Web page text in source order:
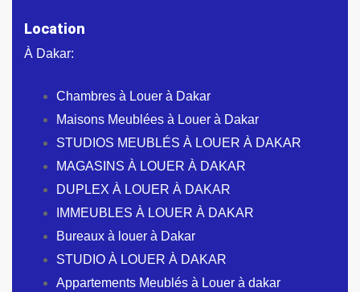
Location
À Dakar:
Chambres à Louer à Dakar
Maisons Meublées à Louer à Dakar
STUDIOS MEUBLÉS À LOUER À DAKAR
MAGASINS À LOUER À DAKAR
DUPLEX À LOUER À DAKAR
IMMEUBLES À LOUER À DAKAR
Bureaux à louer à Dakar
STUDIO À LOUER À DAKAR
Appartements Meublés à Louer à dakar